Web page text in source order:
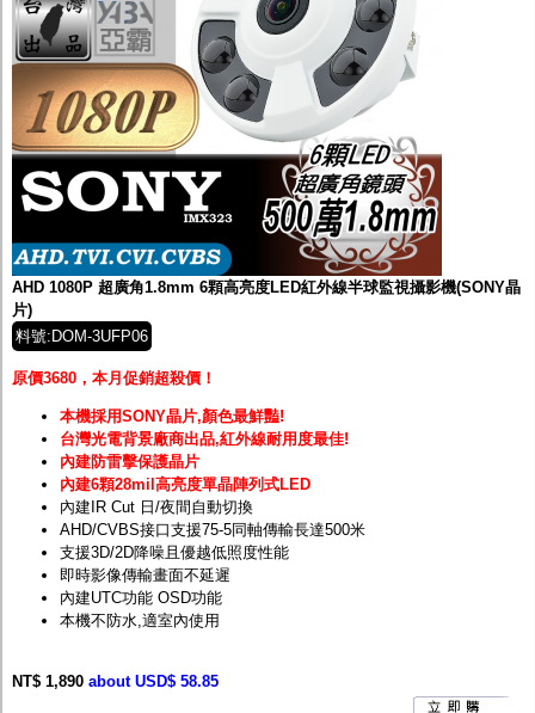
AHD 1080P 超廣角1.8mm 6顆高亮度LED紅外線半球監視攝影機(SONY晶
片)
料號:DOM-3UFP06
原價3680，本月促銷超殺價！
本機採用SONY晶片,顏色最鮮豔!
台灣光電背景廠商出品,紅外線耐用度最佳!
內建防雷擊保護晶片
內建6顆28mil高亮度單晶陣列式LED
內建IR Cut 日/夜間自動切換
AHD/CVBS接口支援75-5同軸傳輸長達500米
支援3D/2D降噪且優越低照度性能
即時影像傳輸畫面不延遲
內建UTC功能 OSD功能
本機不防水,適室內使用
NT$ 1,890 about USD$ 58.85